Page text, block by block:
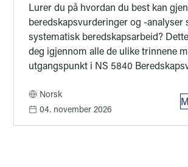
Lurer du på hvordan du best kan
beredskapsvurderinger og -analyser
systematisk beredskapsarbeid?
deg igjennom alle de ulike trinnene
utgangspunkt i NS 5840
Norsk
04. november 2026